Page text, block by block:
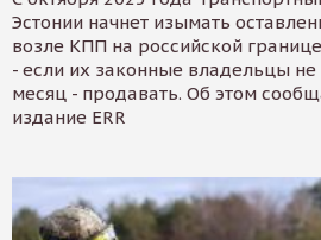
Эстонии начнет изымать
возле КПП на российской
- если их законные владельцы не
месяц - продавать. Об этом
издание ERR